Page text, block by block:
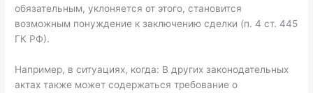
обязательным, уклоняется от этого, становится
возможным понуждение к заключению сделки (п. 4 ст. 445
ГК РФ).
Например, в ситуациях, когда: В других законодательных
актах также может содержаться требование о